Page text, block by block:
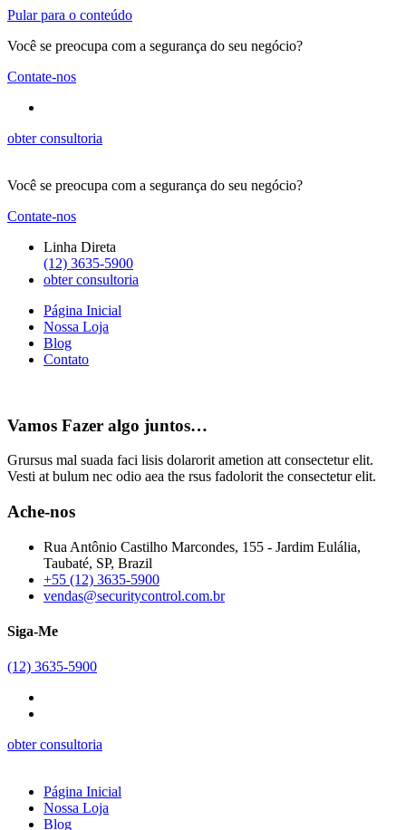
Pular para o conteúdo
Você se preocupa com a segurança do seu negócio?
Contate-nos
obter consultoria
Você se preocupa com a segurança do seu negócio?
Contate-nos
Linha Direta
(12) 3635-5900
obter consultoria
Página Inicial
Nossa Loja
Blog
Contato
Vamos Fazer algo juntos…
Grursus mal suada faci lisis dolarorit ametion att consectetur elit.
Vesti at bulum nec odio aea the rsus fadolorit the consectetur elit.
Ache-nos
Rua Antônio Castilho Marcondes, 155 - Jardim Eulália,
Taubaté, SP, Brazil
+55 (12) 3635-5900
vendas@securitycontrol.com.br
Siga-Me
(12) 3635-5900
obter consultoria
Página Inicial
Nossa Loja
Blog